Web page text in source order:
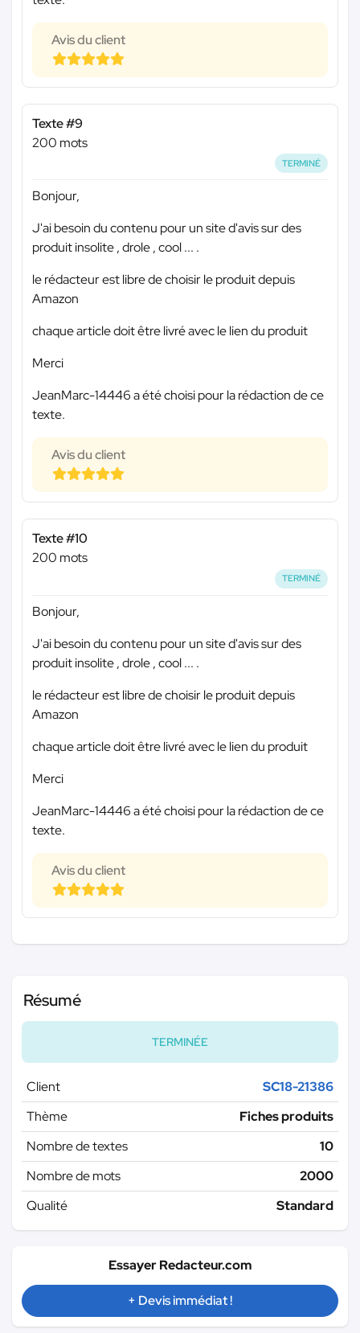
Avis du client
Texte #9
200 mots
TERMINÉ
Bonjour,
J'ai besoin du contenu pour un site d'avis sur des
produit insolite , drole , cool ... .
le rédacteur est libre de choisir le produit depuis
Amazon
chaque article doit être livré avec le lien du produit
Merci
JeanMarc-14446 a été choisi pour la rédaction de ce
texte.
Avis du client
Texte #10
200 mots
TERMINÉ
Bonjour,
J'ai besoin du contenu pour un site d'avis sur des
produit insolite , drole , cool ... .
le rédacteur est libre de choisir le produit depuis
Amazon
chaque article doit être livré avec le lien du produit
Merci
JeanMarc-14446 a été choisi pour la rédaction de ce
texte.
Avis du client
Résumé
TERMINÉE
Client
SC18-21386
Thème
Fiches produits
Nombre de textes
10
Nombre de mots
2000
Qualité
Standard
Essayer Redacteur.com
+ Devis immédiat !